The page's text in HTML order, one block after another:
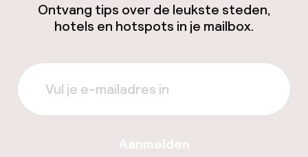
Ontvang tips over de leukste steden,
hotels en hotspots in je mailbox.
Aanmelden